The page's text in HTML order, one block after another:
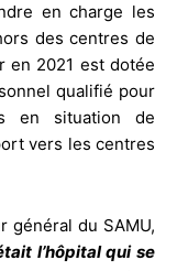
en charge les
des centres de
en 2021 est dotée
qualifié pour
en situation de
vers les centres
général du SAMU,
l’hôpital qui se